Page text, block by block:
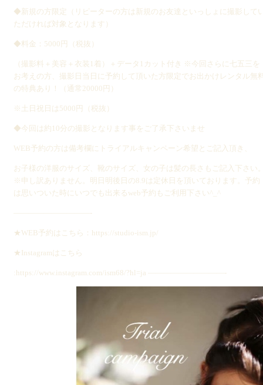
◆新規の方限定（リピーターの方は新規のお友達といっしょに撮影して
ただければ対象となります）
◆料金：5000円（税抜）
（撮影料＋美容＋衣装1着）＋データ1カット付き ※今回さらに七五三を
お考えの方、撮影日当日に予約して頂いた方限定でお出かけレンタル無
の特典あり！（通常20000円）
※土日祝日は5000円（税抜）
◆今回は約10分の撮影となります事をご了承下さいませ
WEB予約の方は備考欄にトライアルキャンペーン希望とご記入頂き、
お子様の洋服のサイズ、靴のサイズ、女の子は髪の長さもご記入下さい
※申し訳ありません。明日明後日の8.9は定休日を頂いております。予約
は思いついた時にいつでも出来るweb予約もご利用下さい^_^
——————————-
★WEB予約はこちら：https://studio-ism.jp/
★Instagramはこちら
:https://www.instagram.com/ism68/?hl=ja ——————————-